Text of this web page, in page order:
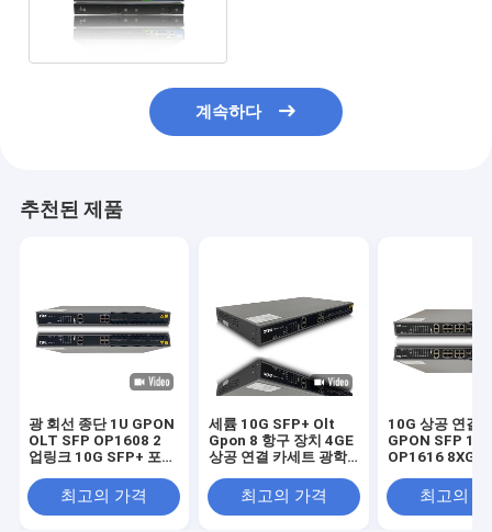
계속하다
추천된 제품
광 회선 종단 1U GPON
OLT SFP OP1608 2
업링크 10G SFP+ 포트
최고의 가격
세륨 10G SFP+ Olt
Gpon 8 항구 장치 4GE
상공 연결 카세트 광학
최고의 가격
10G 상공 연결
GPON SFP 16
OP1616 8XGE
최고의